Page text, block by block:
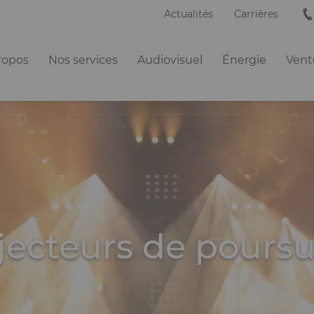
Actualités Carrières
Nos services Audiovisuel Énergie
de